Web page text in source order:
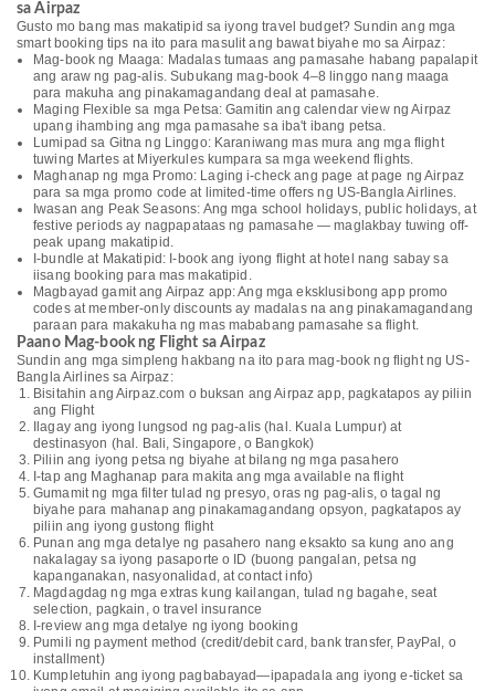
sa Airpaz
Gusto mo bang mas makatipid sa iyong travel budget? Sundin ang mga
smart booking tips na ito para masulit ang bawat biyahe mo sa Airpaz:
Mag-book ng Maaga: Madalas tumaas ang pamasahe habang papalapit
ang araw ng pag-alis. Subukang mag-book 4–8 linggo nang maaga
para makuha ang pinakamagandang deal at pamasahe.
Maging Flexible sa mga Petsa: Gamitin ang calendar view ng Airpaz
upang ihambing ang mga pamasahe sa iba't ibang petsa.
Lumipad sa Gitna ng Linggo: Karaniwang mas mura ang mga flight
tuwing Martes at Miyerkules kumpara sa mga weekend flights.
Maghanap ng mga Promo: Laging i-check ang page at page ng Airpaz
para sa mga promo code at limited-time offers ng US-Bangla Airlines.
Iwasan ang Peak Seasons: Ang mga school holidays, public holidays, at
festive periods ay nagpapataas ng pamasahe — maglakbay tuwing off-
peak upang makatipid.
I-bundle at Makatipid: I-book ang iyong flight at hotel nang sabay sa
iisang booking para mas makatipid.
Magbayad gamit ang Airpaz app: Ang mga eksklusibong app promo
codes at member-only discounts ay madalas na ang pinakamagandang
paraan para makakuha ng mas mababang pamasahe sa flight.
Paano Mag-book ng Flight sa Airpaz
Sundin ang mga simpleng hakbang na ito para mag-book ng flight ng US-
Bangla Airlines sa Airpaz:
Bisitahin ang Airpaz.com o buksan ang Airpaz app, pagkatapos ay piliin
ang Flight
Ilagay ang iyong lungsod ng pag-alis (hal. Kuala Lumpur) at
destinasyon (hal. Bali, Singapore, o Bangkok)
Piliin ang iyong petsa ng biyahe at bilang ng mga pasahero
I-tap ang Maghanap para makita ang mga available na flight
Gumamit ng mga filter tulad ng presyo, oras ng pag-alis, o tagal ng
biyahe para mahanap ang pinakamagandang opsyon, pagkatapos ay
piliin ang iyong gustong flight
Punan ang mga detalye ng pasahero nang eksakto sa kung ano ang
nakalagay sa iyong pasaporte o ID (buong pangalan, petsa ng
kapanganakan, nasyonalidad, at contact info)
Magdagdag ng mga extras kung kailangan, tulad ng bagahe, seat
selection, pagkain, o travel insurance
I-review ang mga detalye ng iyong booking
Pumili ng payment method (credit/debit card, bank transfer, PayPal, o
installment)
Kumpletuhin ang iyong pagbabayad—ipapadala ang iyong e-ticket sa